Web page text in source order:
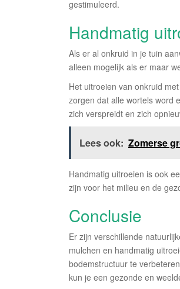
gestimuleerd.
Handmatig
Als er al onkruid in je tuin
alleen mogelijk als er maar
Het uitroeien van onkruid
zorgen dat alle wortels word
zich verspreidt en zich
Lees ook: Zomerse
Handmatig uitroeien is ook
zijn voor het milieu en de
Conclusie
Er zijn verschillende
mulchen en handmatig
bodemstructuur te
kun je een gezonde en